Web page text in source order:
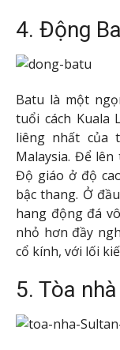
4. Động
Batu là một
tuổi cách Kuala
liêng nhất của
Malaysia. Để
Độ giáo ở độ
bậc thang. Ở
hang động đá
nhỏ hơn đầy
cổ kính, với lối
5. Tòa